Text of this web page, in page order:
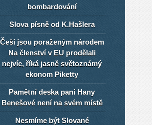
bombardování
Slova písně od K.Hašlera
Češi jsou poraženým národem
Na členství v EU prodělali
nejvíc, říká jasně světoznámý
ekonom Piketty
Pamětní deska paní Hany
Benešové není na svém místě
Nesmíme být Slované